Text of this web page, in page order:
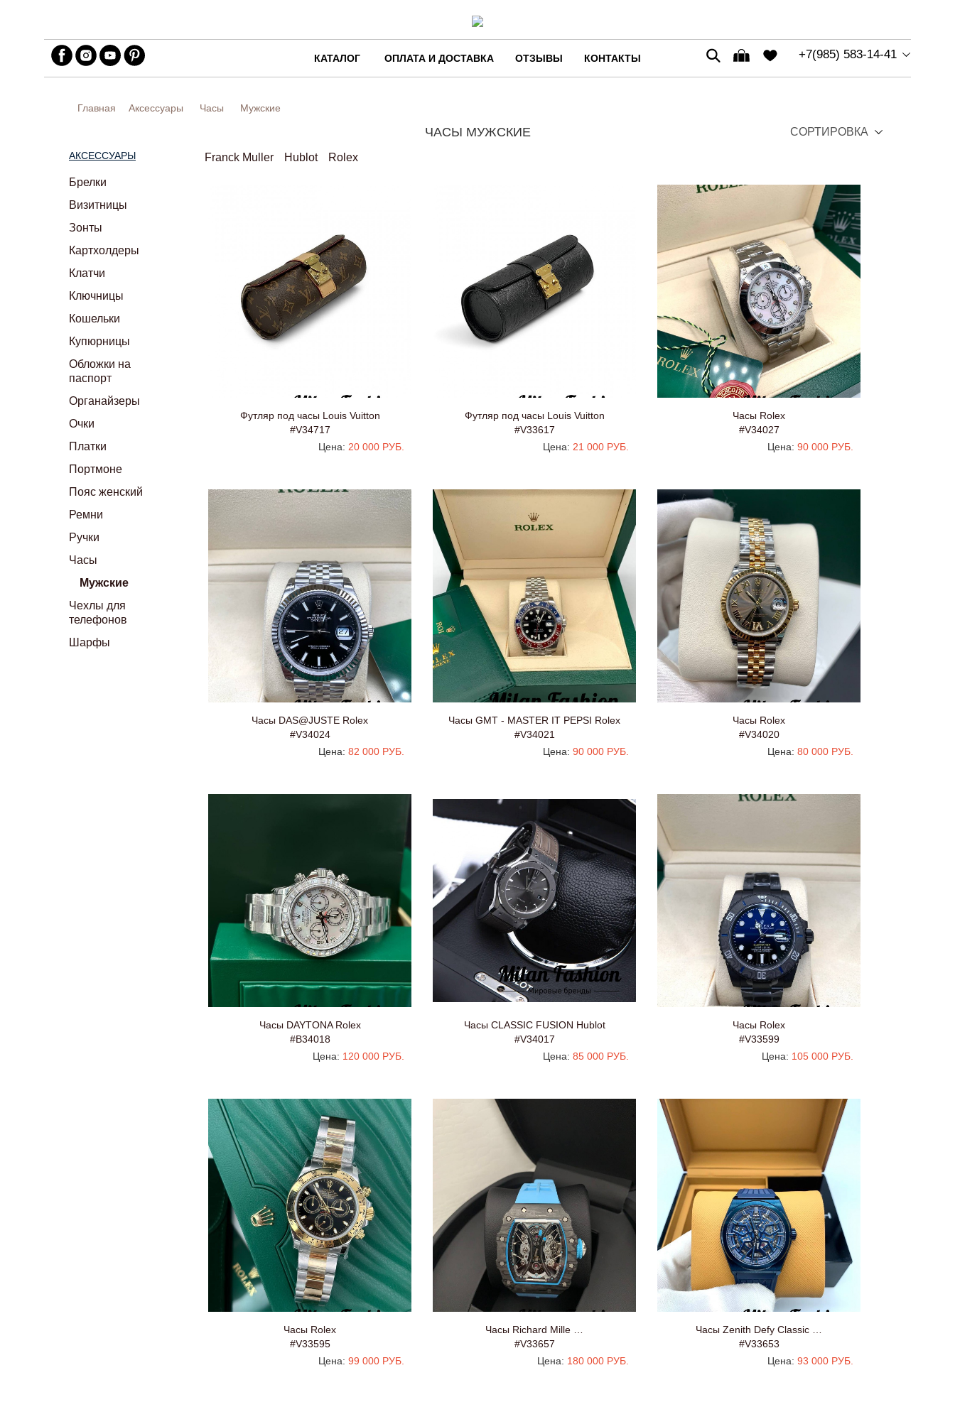
КАТАЛОГ ОПЛАТА И ДОСТАВКА ОТЗЫВЫ КОНТАКТЫ +7(985) 583-14-41
Главная Аксессуары Часы Мужские
ЧАСЫ МУЖСКИЕ СОРТИРОВКА
АКСЕССУАРЫ
Брелки
Визитницы
Зонты
Картхолдеры
Клатчи
Ключницы
Кошельки
Купюрницы
Обложки на
паспорт
Органайзеры
Очки
Платки
Портмоне
Пояс женский
Ремни
Ручки
Часы
Мужские
Чехлы для
телефонов
Шарфы
Franck Muller Hublot Rolex
Футляр под часы Louis Vuitton
#V34717
Цена: 20 000 РУБ.
Футляр под часы Louis Vuitton
#V33617
Цена: 21 000 РУБ.
Часы Rolex
#V34027
Цена: 90 000 РУБ.
Часы DAS@JUSTE Rolex
#V34024
Цена: 82 000 РУБ.
Часы GMT - MASTER IT PEPSI Rolex
#V34021
Цена: 90 000 РУБ.
Часы Rolex
#V34020
Цена: 80 000 РУБ.
Часы DAYTONA Rolex
#B34018
Цена: 120 000 РУБ.
Часы CLASSIC FUSION Hublot
#V34017
Цена: 85 000 РУБ.
Часы Rolex
#V33599
Цена: 105 000 РУБ.
Часы Rolex
#V33595
Цена: 99 000 РУБ.
Часы Richard Mille …
#V33657
Цена: 180 000 РУБ.
Часы Zenith Defy Classic …
#V33653
Цена: 93 000 РУБ.